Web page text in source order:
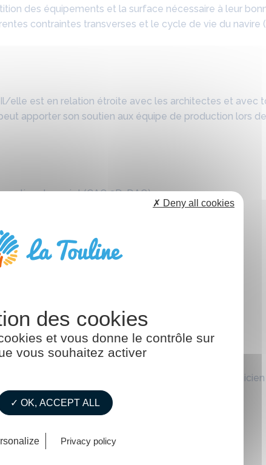
des équipements et la surface nécessaire à leur
contraintes transverses et le cycle de vie du navire
elle est en relation étroite avec les architectes et avec
apporter son soutien aux équipe de production lors
de projet (CAO 3D, DAO)
génération et la réalité augmentée
électricité, fluides…)
submersibles (sous-marins…)
navale Formation continue : Titre pro
des métiers de passion et d’avenir ».
et vous donne le contrôle sur
vous souhaitez activer
✓ OK, ACCEPT ALL
✗ Deny all cookies
Privacy policy